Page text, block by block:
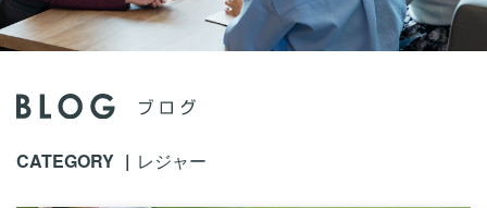
CATEGORY レジャー